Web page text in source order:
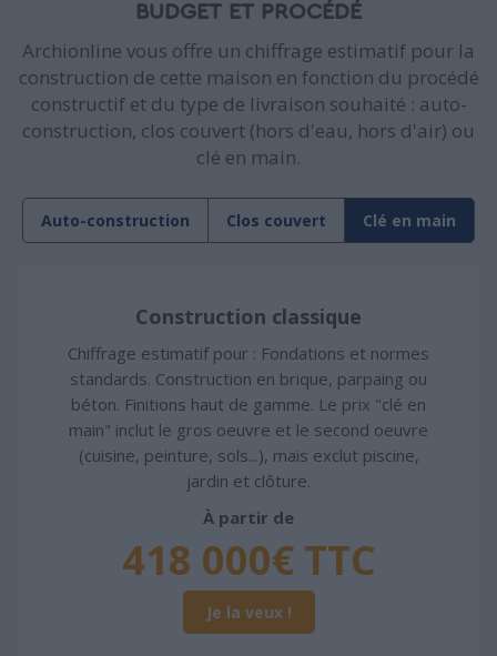
BUDGET ET PROCÉDÉ
Archionline vous offre un chiffrage estimatif pour la
construction de cette maison en fonction du procédé
constructif et du type de livraison souhaité : auto-
construction, clos couvert (hors d'eau, hors d'air) ou
clé en main.
Auto-construction Clos couvert Clé en main
Construction classique
Chiffrage estimatif pour : Fondations et normes
standards. Construction en brique, parpaing ou
béton. Finitions haut de gamme. Le prix "clé en
main" inclut le gros oeuvre et le second oeuvre
(cuisine, peinture, sols...), mais exclut piscine,
jardin et clôture.
À partir de
418 000€ TTC
Je la veux !